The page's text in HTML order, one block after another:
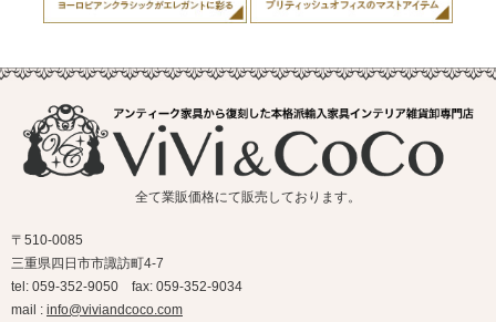
全て業販価格にて販売しております。
〒510-0085
三重県四日市市諏訪町4-7
tel: 059-352-9050 fax: 059-352-9034
mail : info@viviandcoco.com